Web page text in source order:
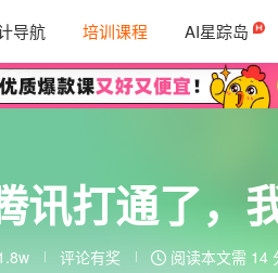
导航 培训课程 AI星踪岛
讯打通了​，
评论有奖 阅读本文需 14